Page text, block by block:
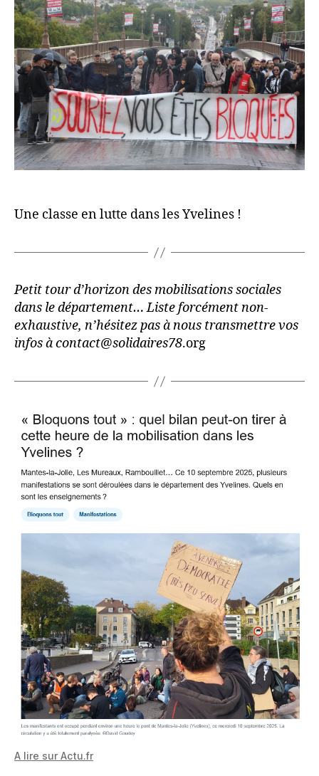
Une classe en lutte dans les Yvelines !
Petit tour d’horizon des mobilisations sociales
dans le département… Liste forcément non-
exhaustive, n’hésitez pas à nous transmettre vos
infos à contact@solidaires78.org
A lire sur Actu.fr